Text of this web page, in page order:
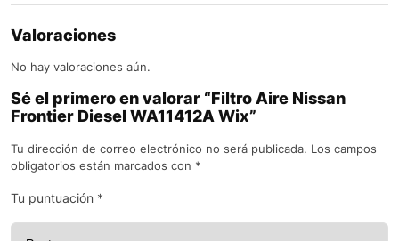
Valoraciones
No hay valoraciones aún.
Sé el primero en valorar “Filtro Aire Nissan
Frontier Diesel WA11412A Wix”
Tu dirección de correo electrónico no será publicada. Los campos
obligatorios están marcados con *
Tu puntuación *